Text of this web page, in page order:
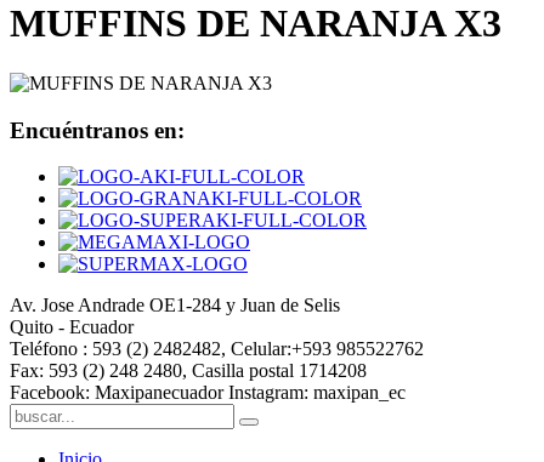
MUFFINS DE NARANJA X3
Encuéntranos en:
Av. Jose Andrade OE1-284 y Juan de Selis
Quito - Ecuador
Teléfono : 593 (2) 2482482, Celular:+593 985522762
Fax: 593 (2) 248 2480, Casilla postal 1714208
Facebook: Maxipanecuador Instagram: maxipan_ec